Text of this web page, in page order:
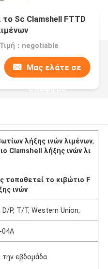
το Sc Clamshell FTTD
Τιμή：negotiable
Μας ελάτε σε
επαφή με
λήξης ινών λιμένων,
Clamshell λήξης ινών λι
τοποθετεί το κιβώτιο F
ινών
D/P, T/T, Western Union,
04A
την εβδομάδα